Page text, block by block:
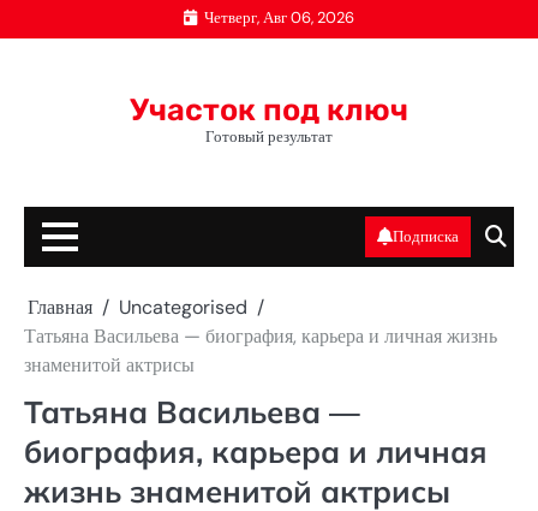
к
Четверг, Авг 06, 2026
Участок под ключ
Готовый результат
Подписка
Главная
Uncategorised
Татьяна Васильева — биография, карьера и личная жизнь
знаменитой актрисы
Татьяна Васильева —
биография, карьера и личная
жизнь знаменитой актрисы